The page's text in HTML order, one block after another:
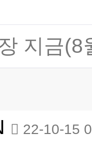
지금(8
22-10-15